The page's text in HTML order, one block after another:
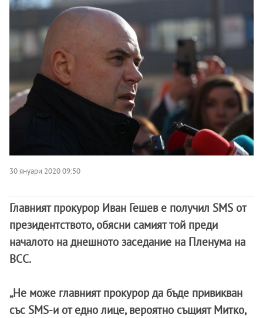
30 януари 2020 09:50
Главният прокурор Иван Гешев е получил SMS от
президентството, обясни самият той преди
началото на днешното заседание на Пленума на
ВСС.
„Не може главният прокурор да бъде привикван
със SMS-и от едно лице, вероятно същият Митко,